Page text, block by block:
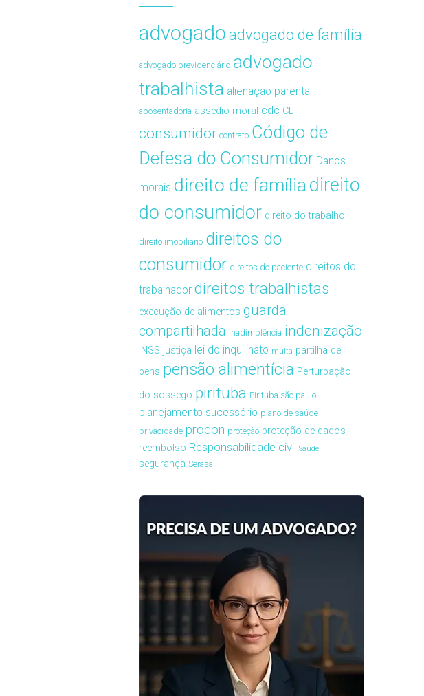
advogado advogado de família
advogado previdenciário advogado
trabalhista alienação parental
aposentadoria assédio moral cdc CLT
consumidor contrato Código de
Defesa do Consumidor Danos
morais direito de famíliadireito
do consumidor direito do trabalho
direito imobiliário direitos do
consumidor direitos do paciente direitos do
trabalhador direitos trabalhistas
execução de alimentos guarda
compartilhada inadimplência indenização
INSS justiça lei do inquilinato multa partilha de
bens pensão alimentícia Perturbação
do sossego pirituba Pirituba são paulo
planejamento sucessório plano de saúde
privacidade procon proteção proteção de dados
reembolso Responsabilidade civil Saúde
segurança Serasa